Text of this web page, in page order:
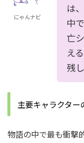
にゃんナビ
は
中
亡
え
残
主要キャラクター
物語の中で最も衝撃